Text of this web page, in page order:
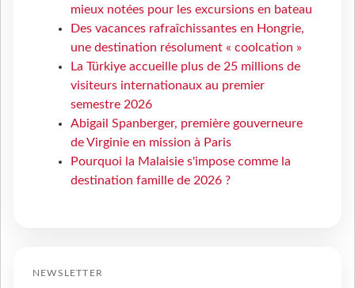
mieux notées pour les excursions en bateau
Des vacances rafraîchissantes en Hongrie,
une destination résolument « coolcation »
La Türkiye accueille plus de 25 millions de
visiteurs internationaux au premier
semestre 2026
Abigail Spanberger, première gouverneure
de Virginie en mission à Paris
Pourquoi la Malaisie s'impose comme la
destination famille de 2026 ?
NEWSLETTER